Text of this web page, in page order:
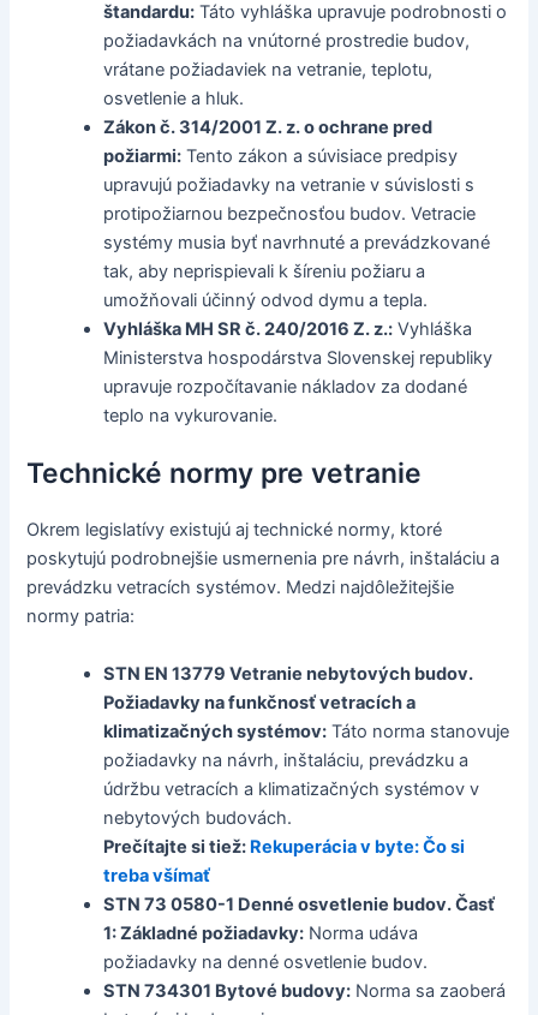
štandardu: Táto vyhláška upravuje podrobnosti o
požiadavkách na vnútorné prostredie budov,
vrátane požiadaviek na vetranie, teplotu,
osvetlenie a hluk.
Zákon č. 314/2001 Z. z. o ochrane pred
požiarmi: Tento zákon a súvisiace predpisy
upravujú požiadavky na vetranie v súvislosti s
protipožiarnou bezpečnosťou budov. Vetracie
systémy musia byť navrhnuté a prevádzkované
tak, aby neprispievali k šíreniu požiaru a
umožňovali účinný odvod dymu a tepla.
Vyhláška MH SR č. 240/2016 Z. z.: Vyhláška
Ministerstva hospodárstva Slovenskej republiky
upravuje rozpočítavanie nákladov za dodané
teplo na vykurovanie.
Technické normy pre vetranie
Okrem legislatívy existujú aj technické normy, ktoré
poskytujú podrobnejšie usmernenia pre návrh, inštaláciu a
prevádzku vetracích systémov. Medzi najdôležitejšie
normy patria:
STN EN 13779 Vetranie nebytových budov.
Požiadavky na funkčnosť vetracích a
klimatizačných systémov: Táto norma stanovuje
požiadavky na návrh, inštaláciu, prevádzku a
údržbu vetracích a klimatizačných systémov v
nebytových budovách.
Prečítajte si tiež: Rekuperácia v byte: Čo si
treba všímať
STN 73 0580-1 Denné osvetlenie budov. Časť
1: Základné požiadavky: Norma udáva
požiadavky na denné osvetlenie budov.
STN 734301 Bytové budovy: Norma sa zaoberá